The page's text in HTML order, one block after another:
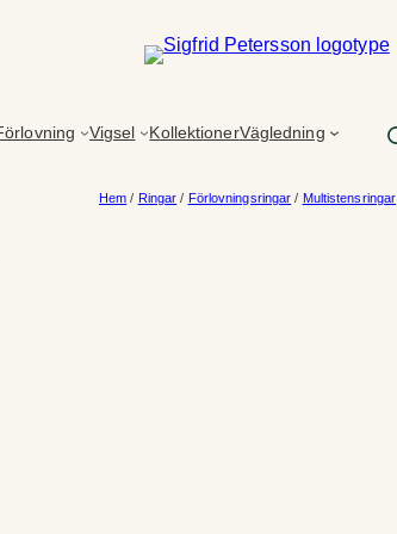
Vigsel KollektionerVägledning
Hem / Ringar / Förlovningsringar / Multistensringar